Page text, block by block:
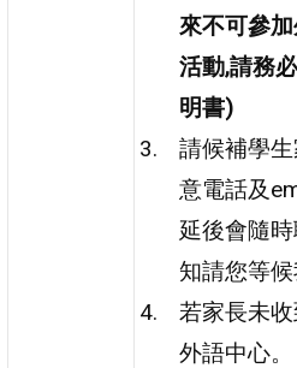
來不可參
活動,請務
明書)
請候補學
意電話及
延後會隨
知請您等候
若家長未
外語中心。